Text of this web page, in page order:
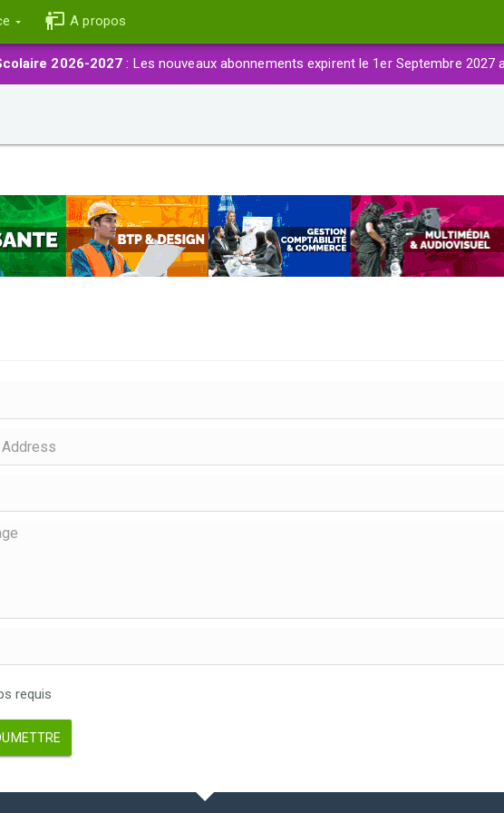
A propos
2026-2027 : Les nouveaux abonnements expirent le 1er Septembre 2027
requis